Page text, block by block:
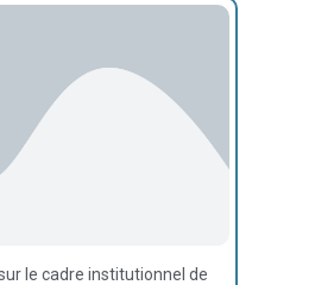
le cadre institutionnel de